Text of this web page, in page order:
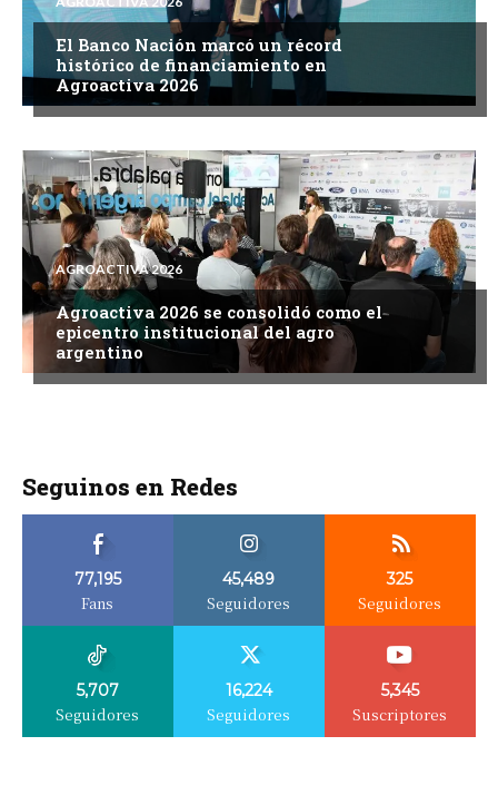
El Banco Nación marcó un récord
histórico de financiamiento en
Agroactiva 2026
AGROACTIVA 2026
Agroactiva 2026 se consolidó como el
epicentro institucional del agro
argentino
Seguinos en Redes
77,195
Fans
45,489
Seguidores
325
Seguidores
5,707
Seguidores
16,224
Seguidores
5,345
Suscriptores